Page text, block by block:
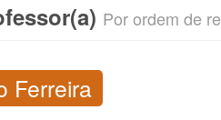
Por ordem de
Ferreira